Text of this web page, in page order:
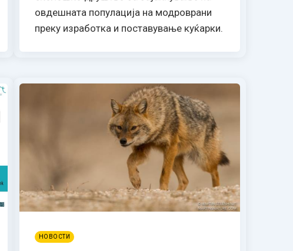
овдешната популација на модроврани
преку изработка и поставување куќарки.
НОВОСТИ